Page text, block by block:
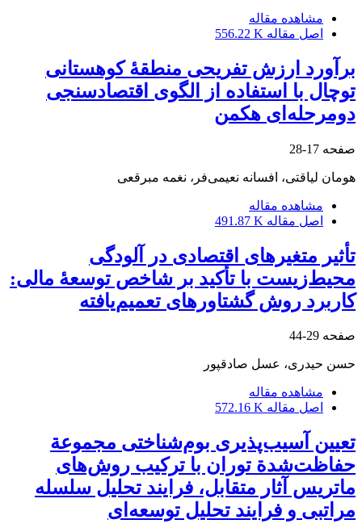
مشاهده مقاله
اصل مقاله 556.22 K
برآورد ارزش تفریحی منطقۀ کوهستانی
توچال با استفاده از الگوی اقتصادسنجی
دو‌مرحله‌ای هکمن
صفحه 17-28
هومان لیاقتی، افسانه نعیمی‌فر، نغمه مبرقعی
مشاهده مقاله
اصل مقاله 491.87 K
تأثیر متغیرهای اقتصادی در آلودگی
محیط‌زیست با تأکید بر شاخص توسعۀ مالی:
کاربرد روش گشتاورهای تعمیم‌یافته
صفحه 29-44
حسن حیدری، عسل صادقپور
مشاهده مقاله
اصل مقاله 572.16 K
تعیین آسیب‌پذیری بوم‌شناختی مجموعة
حفاظت‌شدة توران با ترکیب روش‌های
ماتریس آثار متقابل، فرایند تحلیل سلسله
‌مراتبی و فرایند تحلیل توسعه‌ای